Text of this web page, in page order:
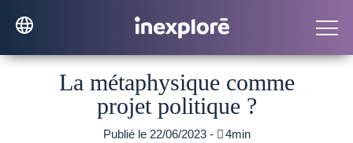
La métaphysique comme
projet politique ?
Publié le 22/06/2023 - 4min